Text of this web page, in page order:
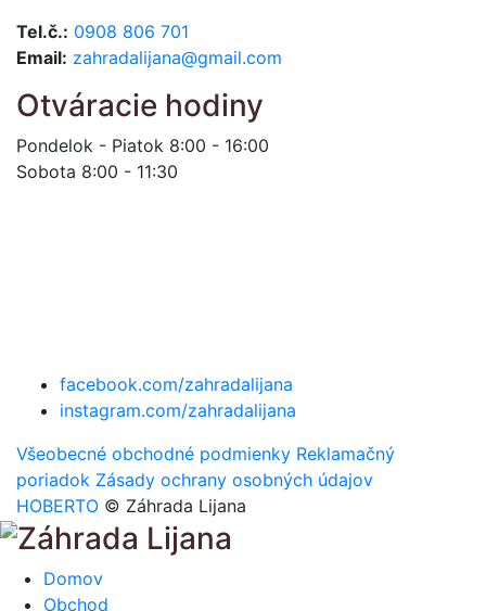
Tel.č.: 0908 806 701
Email: zahradalijana@gmail.com
Otváracie hodiny
Pondelok - Piatok 8:00 - 16:00
Sobota 8:00 - 11:30
facebook.com/zahradalijana
instagram.com/zahradalijana
Všeobecné obchodné podmienky Reklamačný
poriadok Zásady ochrany osobných údajov
HOBERTO © Záhrada Lijana
Domov
Obchod